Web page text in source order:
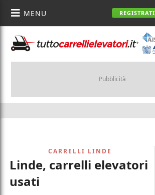
REGISTRATI
MENU
Pubblicità
CARRELLI LINDE
Linde, carrelli elevatori
usati